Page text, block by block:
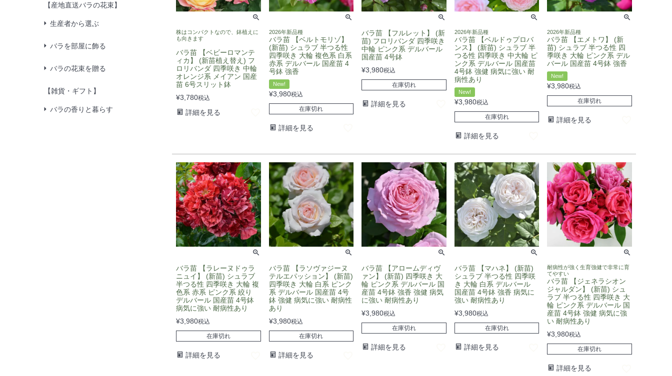
【産地直送バラの花束】
生産者から選ぶ
バラを部屋に飾る
バラの花束を贈る
【雑貨・ギフト】
バラの香りと暮らす
株はコンパクトなので、鉢植えに
も向きます
バラ苗 【ベビーロマンテ
ィカ】 (新苗植え替え) フ
ロリバンダ 四季咲き 中輪
オレンジ系 メイアン 国産
苗 6号スリット鉢
¥3,780税込
詳細を見る
2026年新品種
バラ苗 【ベルトモリゾ】
(新苗) シュラブ 半つる性
四季咲き 大輪 複色系 白系
赤系 デルバール 国産苗 4
号鉢 強香
New!
¥3,980税込
在庫切れ
詳細を見る
バラ苗 【フルレット】 (新
苗) フロリバンダ 四季咲き
中輪 ピンク系 デルバール
国産苗 4号鉢
¥3,980税込
在庫切れ
詳細を見る
2026年新品種
バラ苗 【ベルドゥプロバ
ンス】 (新苗) シュラブ 半
つる性 四季咲き 中大輪 ピ
ンク系 デルバール 国産苗
4号鉢 強健 病気に強い 耐
病性あり
New!
¥3,980税込
在庫切れ
詳細を見る
2026年新品種
バラ苗 【エメトワ】 (新
苗) シュラブ 半つる性 四
季咲き 大輪 ピンク系 デル
バール 国産苗 4号鉢 強香
New!
¥3,980税込
在庫切れ
詳細を見る
バラ苗 【ラレーヌドゥラ
ニュイ】 (新苗) シュラブ
半つる性 四季咲き 大輪 複
色系 赤系 ピンク系 絞り
デルバール 国産苗 4号鉢
病気に強い 耐病性あり
¥3,980税込
在庫切れ
詳細を見る
バラ苗 【ラソヴァジーヌ
テルエパッション】 (新苗)
四季咲き 大輪 白系 ピンク
系 デルバール 国産苗 4号
鉢 強健 病気に強い 耐病性
あり
¥3,980税込
在庫切れ
詳細を見る
バラ苗 【アロームディヴ
ァン】 (新苗) 四季咲き 大
輪 ピンク系 デルバール 国
産苗 4号鉢 強香 強健 病気
に強い 耐病性あり
¥3,980税込
在庫切れ
詳細を見る
バラ苗 【マハネ】 (新苗)
シュラブ 半つる性 四季咲
き 大輪 白系 デルバール
国産苗 4号鉢 強香 病気に
強い 耐病性あり
¥3,980税込
在庫切れ
詳細を見る
耐病性が強く生育強健で非常に育
てやすい
バラ苗 【ジェネラシオン
ジャルダン】 (新苗) シュ
ラブ 半つる性 四季咲き 大
輪 ピンク系 デルバール 国
産苗 4号鉢 強健 病気に強
い 耐病性あり
¥3,980税込
在庫切れ
詳細を見る